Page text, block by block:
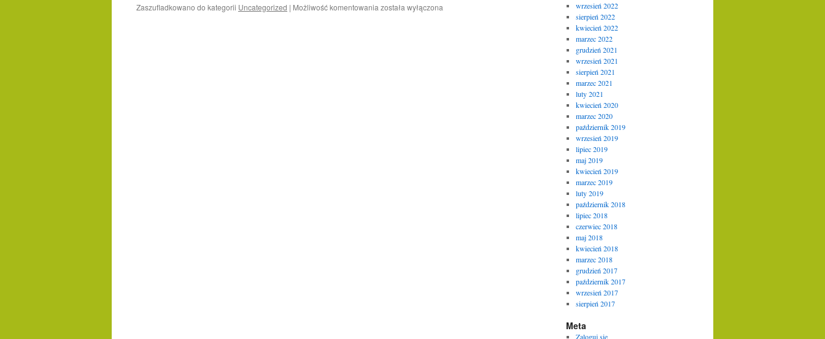
Zaszufladkowano do kategorii Uncategorized | Możliwość komentowania Likwidacja
została wyłączona
wrzesień 2022
sierpień 2022
kwiecień 2022
marzec 2022
grudzień 2021
wrzesień 2021
sierpień 2021
marzec 2021
luty 2021
kwiecień 2020
marzec 2020
październik 2019
wrzesień 2019
lipiec 2019
maj 2019
kwiecień 2019
marzec 2019
luty 2019
październik 2018
lipiec 2018
czerwiec 2018
maj 2018
kwiecień 2018
marzec 2018
grudzień 2017
październik 2017
wrzesień 2017
sierpień 2017
Meta
Zaloguj się